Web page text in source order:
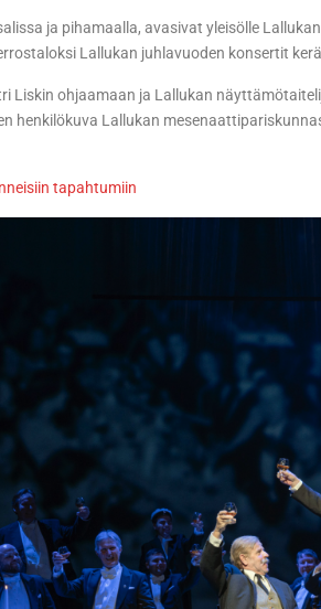
ja pihamaalla, avasivat yleisölle
Lallukan juhlavuoden konsertit
Liskin ohjaamaan ja Lallukan
henkilökuva Lallukan
tapahtumiin